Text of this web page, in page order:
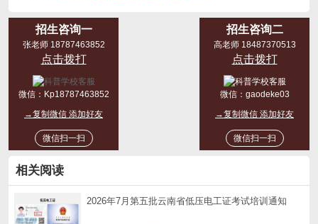
招生咨询一
张老师 18787463852
点击拨打
微信： Kp18787463852
→复制微信 添加好友
微信扫一扫
招生咨询二
高老师 18487370513
点击拨打
微信： gaodeke03
→复制微信 添加好友
微信扫一扫
相关阅读
2026年7月第五批云南省低压电工证考试培训通知